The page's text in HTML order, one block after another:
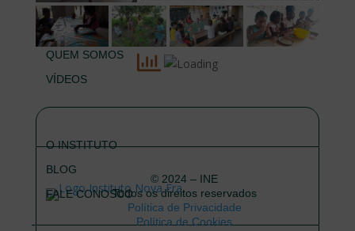
O INSTITUTO
QUEM SOMOS
BLOG
VÍDEOS
FALE CONOSCO
© 2024 – INE
Todos os direitos reservados
Política de Privacidade
Política de Cookies